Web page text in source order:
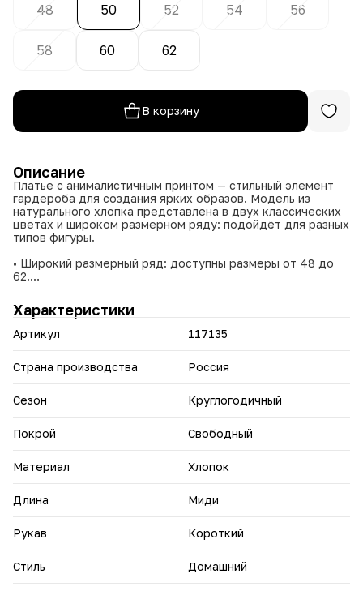
48 50 52 54 56
58 60 62
В корзину
Описание
Платье с анималистичным принтом — стильный элемент
гардероба для создания ярких образов. Модель из
натурального хлопка представлена в двух классических
цветах и широком размерном ряду: подойдёт для разных
типов фигуры.
• Широкий размерный ряд: доступны размеры от 48 до
62.
• Комфортный крой, подчёркивающий достоинства
силуэта.
• Анималистичный принт добавляет образу
выразительности и смелости.
ощущения и комфорт в носке.
Модель станет основой для множества стильных
сочетаний — добавьте аксессуары и создавайте новые
Характеристики
Артикул 117135
Страна производства Россия
Сезон Круглогодичный
Покрой Свободный
Материал Хлопок
Длина Миди
Рукав Короткий
Стиль Домашний